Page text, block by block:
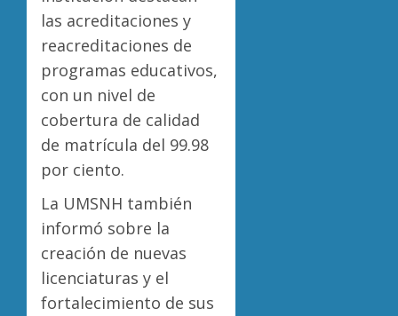
las acreditaciones y
reacreditaciones de
programas educativos,
con un nivel de
cobertura de calidad
de matrícula del 99.98
por ciento.
La UMSNH también
informó sobre la
creación de nuevas
licenciaturas y el
fortalecimiento de sus